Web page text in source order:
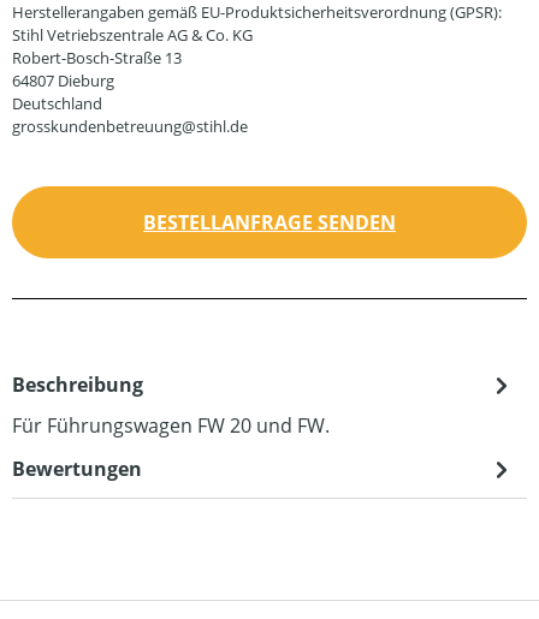
Herstellerangaben gemäß EU-Produktsicherheitsverordnung (GPSR):
Stihl Vetriebszentrale AG & Co. KG
Robert-Bosch-Straße 13
64807 Dieburg
Deutschland
grosskundenbetreuung@stihl.de
BESTELLANFRAGE SENDEN
Beschreibung
Für Führungswagen FW 20 und FW.
Bewertungen